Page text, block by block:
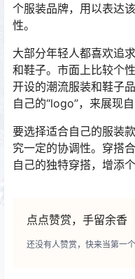
个服装品牌，用以表达
性。
大部分年轻人都喜欢追
和鞋子。市面上比较个
开设的潮流服装和鞋子
自己的“logo”，来展现
要选择适合自己的服装
究一定的协调性。穿搭
自己的独特穿搭，增添个
点点赞赏，手留余香
还没有人赞赏，快来当第一个